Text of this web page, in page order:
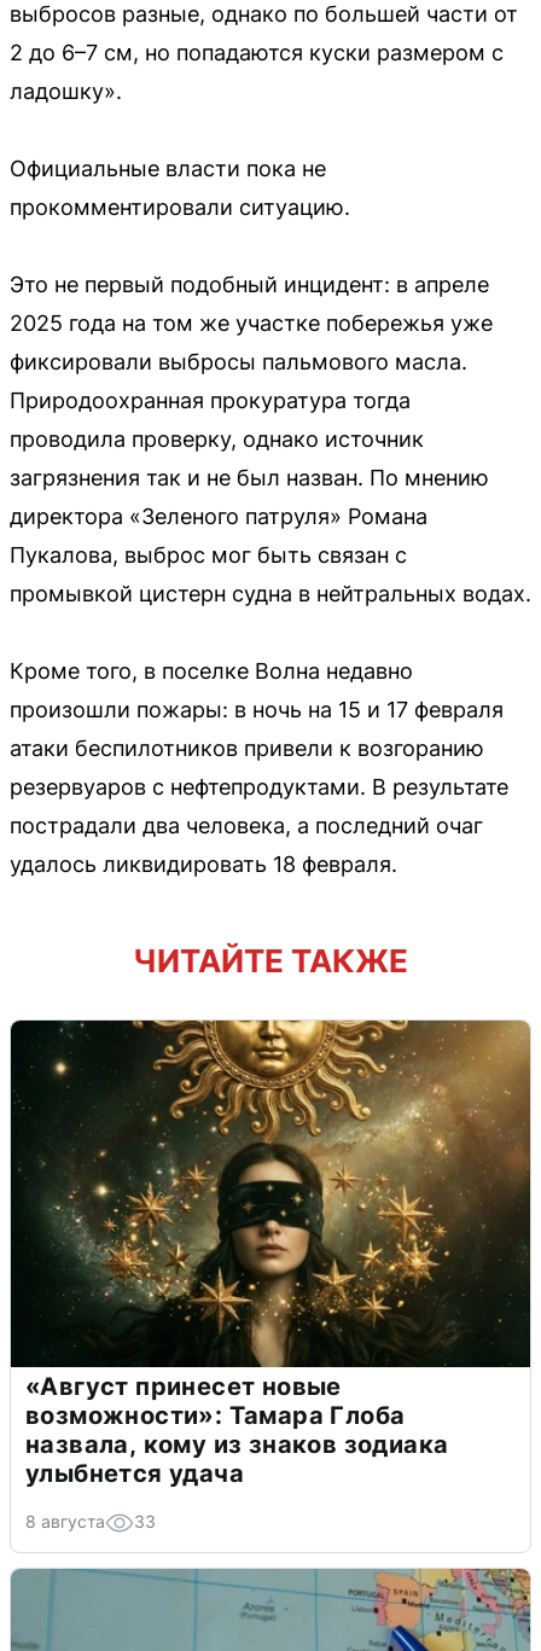
выбросов разные, однако по большей части от
2 до 6–7 см, но попадаются куски размером с
ладошку».
Официальные власти пока не
прокомментировали ситуацию.
Это не первый подобный инцидент: в апреле
2025 года на том же участке побережья уже
фиксировали выбросы пальмового масла.
Природоохранная прокуратура тогда
проводила проверку, однако источник
загрязнения так и не был назван. По мнению
директора «Зеленого патруля» Романа
Пукалова, выброс мог быть связан с
промывкой цистерн судна в нейтральных водах.
Кроме того, в поселке Волна недавно
произошли пожары: в ночь на 15 и 17 февраля
атаки беспилотников привели к возгоранию
резервуаров с нефтепродуктами. В результате
пострадали два человека, а последний очаг
удалось ликвидировать 18 февраля.
ЧИТАЙТЕ ТАКЖЕ
«Август принесет новые
возможности»: Тамара Глоба
назвала, кому из знаков зодиака
улыбнется удача
8 августа 33